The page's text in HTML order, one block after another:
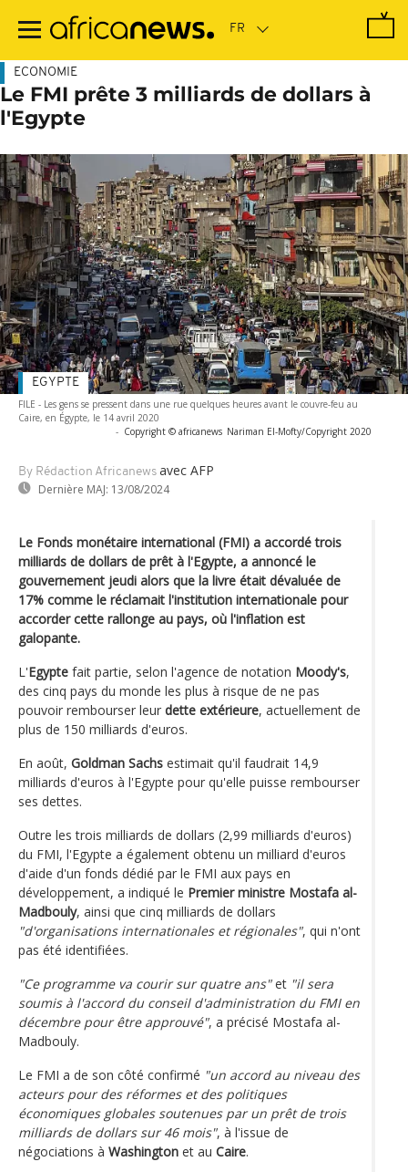
contenu
ECONOMIE
Le FMI prête 3 milliards de dollars à
l'Egypte
FILE - Les gens se pressent dans une rue quelques heures avant le couvre-feu au
Caire, en Égypte, le 14 avril 2020
- Copyright © africanews Nariman El-Mofty/Copyright 2020
By Rédaction Africanews avec AFP
Dernière MAJ: 13/08/2024
EGYPTE
Le Fonds monétaire international (FMI) a accordé trois
milliards de dollars de prêt à l'Egypte, a annoncé le
gouvernement jeudi alors que la livre était dévaluée de
17% comme le réclamait l'institution internationale pour
accorder cette rallonge au pays, où l'inflation est
galopante.
L'Egypte fait partie, selon l'agence de notation Moody's,
des cinq pays du monde les plus à risque de ne pas
pouvoir rembourser leur dette extérieure, actuellement de
plus de 150 milliards d'euros.
En août, Goldman Sachs estimait qu'il faudrait 14,9
milliards d'euros à l'Egypte pour qu'elle puisse rembourser
ses dettes.
Outre les trois milliards de dollars (2,99 milliards d'euros)
du FMI, l'Egypte a également obtenu un milliard d'euros
d'aide d'un fonds dédié par le FMI aux pays en
développement, a indiqué le Premier ministre Mostafa al-
Madbouly, ainsi que cinq milliards de dollars
"d'organisations internationales et régionales", qui n'ont
pas été identifiées.
"Ce programme va courir sur quatre ans"et "il sera
soumis à l'accord du conseil d'administration du FMI en
décembre pour être approuvé", a précisé Mostafa al-
Madbouly.
Le FMI a de son côté confirmé "un accord au niveau des
acteurs pour des réformes et des politiques
économiques globales soutenues par un prêt de trois
milliards de dollars sur 46 mois", à l'issue de
négociations à Washington et au Caire.